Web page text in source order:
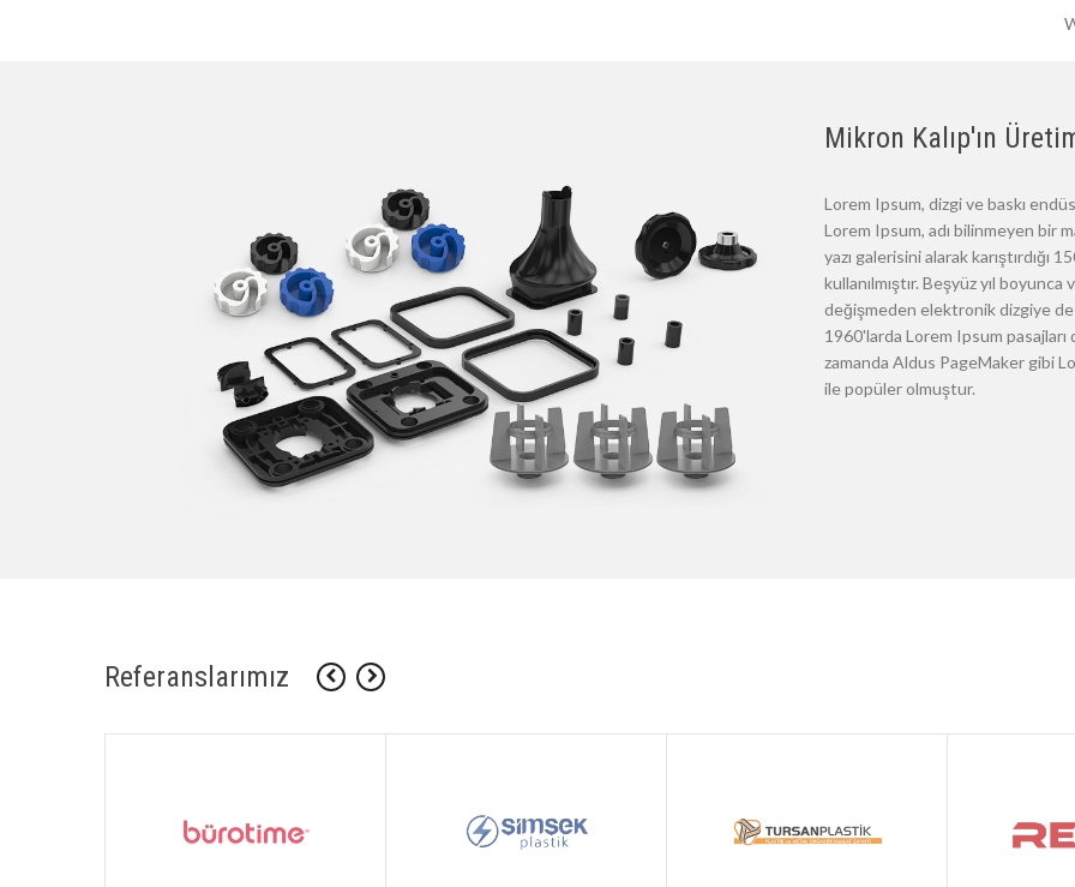
Mikron Kalıp'ın
Lorem Ipsum, dizgi ve baskı
Lorem Ipsum, adı bilinmeyen bir
yazı galerisini alarak
kullanılmıştır. Beşyüz yıl boyunca
değişmeden elektronik dizgiye de
1960'larda Lorem Ipsum pasajları
zamanda Aldus PageMaker gibi
ile popüler olmuştur.
Referanslarımız